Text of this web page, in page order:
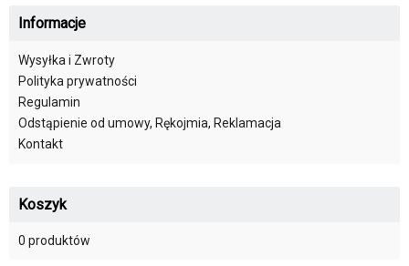
Informacje
Wysyłka i Zwroty
Polityka prywatności
Regulamin
Odstąpienie od umowy, Rękojmia, Reklamacja
Kontakt
Koszyk
0 produktów